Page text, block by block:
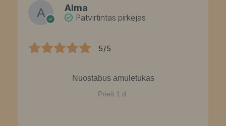
Alma
Patvirtintas pirkėjas
5/5
Nuostabus amuletukas
Prieš 1 d.